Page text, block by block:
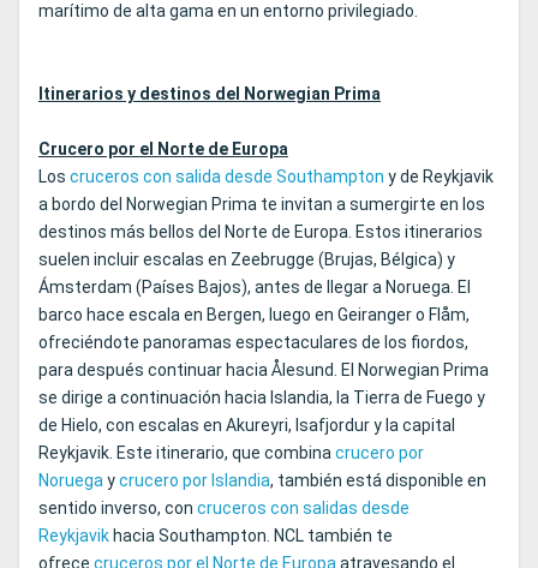
marítimo de alta gama en un entorno privilegiado.
Itinerarios y destinos del Norwegian Prima
Crucero por el Norte de Europa
Los cruceros con salida desde Southampton y de Reykjavik
a bordo del Norwegian Prima te invitan a sumergirte en los
destinos más bellos del Norte de Europa. Estos itinerarios
suelen incluir escalas en Zeebrugge (Brujas, Bélgica) y
Ámsterdam (Países Bajos), antes de llegar a Noruega. El
barco hace escala en Bergen, luego en Geiranger o Flåm,
ofreciéndote panoramas espectaculares de los fiordos,
para después continuar hacia Ålesund. El Norwegian Prima
se dirige a continuación hacia Islandia, la Tierra de Fuego y
de Hielo, con escalas en Akureyri, Isafjordur y la capital
Reykjavik. Este itinerario, que combinacrucero por
Noruegaycrucero por Islandia, también está disponible en
sentido inverso, con cruceros con salidas desde
Reykjavik hacia Southampton. NCL también te
ofrece cruceros por el Norte de Europa atravesando el